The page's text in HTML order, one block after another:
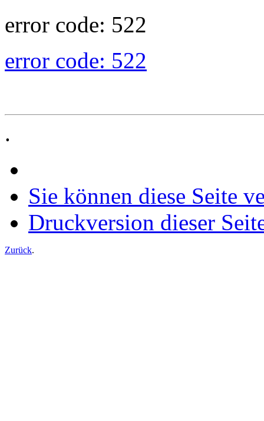
error code: 522
error code: 522
.
Sie können diese Seite
Druckversion dieser
Zurück.